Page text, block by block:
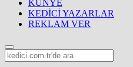
KÜNYE
KEDİCİ YAZARLAR
REKLAM VER